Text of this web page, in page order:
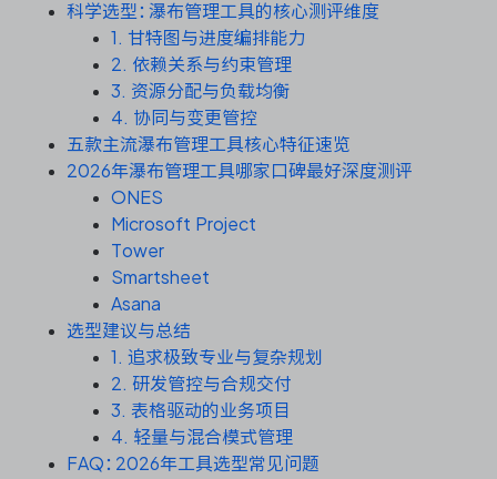
资源和工时管理
服务台和工单管理
IPD 研发管理
ASPICE 研发管理
科学选型：瀑布管理工具的核心测评维度
1. 甘特图与进度编排能力
2. 依赖关系与约束管理
3. 资源分配与负载均衡
4. 协同与变更管控
五款主流瀑布管理工具核心特征速览
2026年瀑布管理工具哪家口碑最好深度测评
ONES
Microsoft Project
Tower
Smartsheet
Asana
选型建议与总结
1. 追求极致专业与复杂规划
2. 研发管控与合规交付
3. 表格驱动的业务项目
4. 轻量与混合模式管理
FAQ：2026年工具选型常见问题